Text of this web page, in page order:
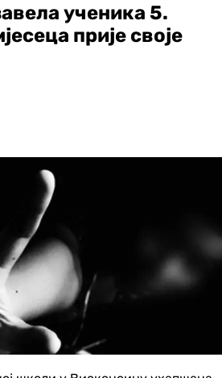
ученика 5.
прије своје